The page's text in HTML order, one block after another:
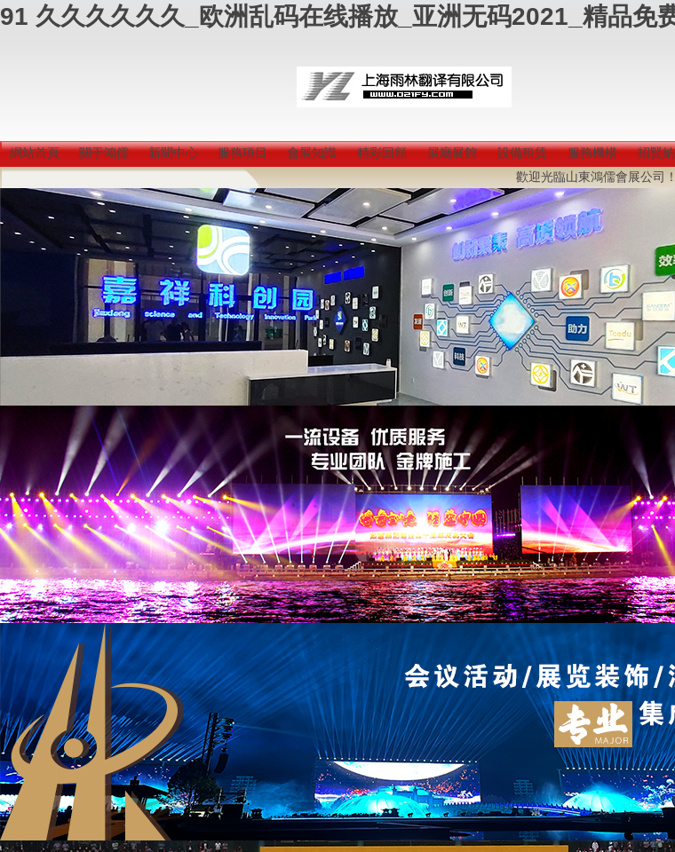
91 久久久久久久_欧洲乱码在线播放_亚洲无码2021_精品免
網站首頁 關于鴻儒 新聞中心 服務項目 會展知識 精彩回顧 展廳展館 設備租賃 服務機構 招賢
歡迎光臨山東鴻儒會展公司！專業(yè)